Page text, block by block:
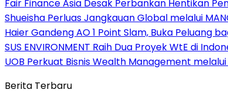
Fair Finance Asia Desak Perbankan Hentikan
Shueisha Perluas Jangkauan Global melalui
Haier Gandeng AO 1 Point Slam, Buka Peluang
SUS ENVIRONMENT Raih Dua Proyek WtE di
UOB Perkuat Bisnis Wealth Management
Berita Terbaru